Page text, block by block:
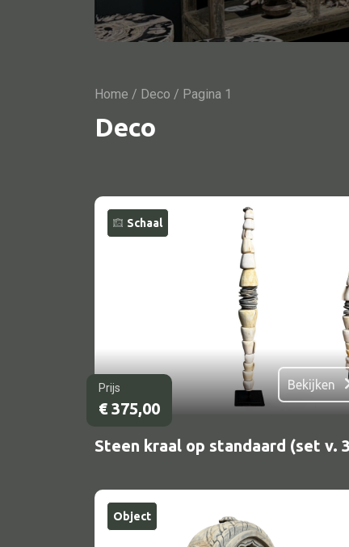
Chaise longues
Poef
Kelim
Home / Deco / Pagina 1
Deco
Schaal
Prijs
€375,00
Bekijken
Steen kraal op standaard (set v.
Object